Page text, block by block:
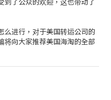
么进行，对于美国转运公司的
将向大家推荐美国海淘的全部